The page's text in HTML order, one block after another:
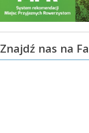
Znajdź nas na